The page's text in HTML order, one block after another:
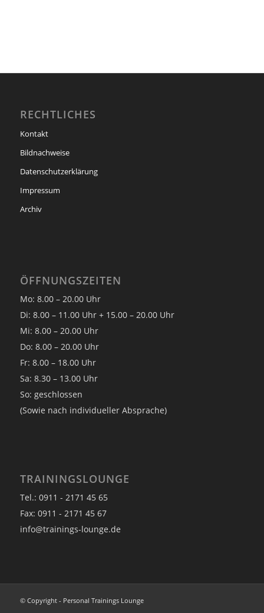
RECHTLICHES
Kontakt
Bildnachweise
Datenschutzerklärung
Impressum
Archiv
ÖFFNUNGSZEITEN
Mo: 8.00 – 20.00 Uhr
Di: 8.00 – 11.00 Uhr + 15.00 – 20.00 Uhr
Mi: 8.00 – 20.00 Uhr
Do: 8.00 – 20.00 Uhr
Fr: 8.00 – 18.00 Uhr
Sa: 8.30 – 13.00 Uhr
So: geschlossen
(Sowie nach individueller Absprache)
TRAININGSLOUNGE
Tel.: 0911 - 2171 45 65
Fax: 0911 - 2171 45 67
info@trainings-lounge.de
© Copyright - Personal Trainings Lounge